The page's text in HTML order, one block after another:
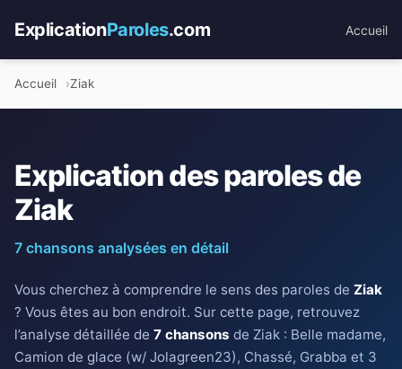
ExplicationParoles.com Accueil
Accueil Ziak
Explication des paroles de
Ziak
7 chansons analysées en détail
Vous cherchez à comprendre le sens des paroles de Ziak
? Vous êtes au bon endroit. Sur cette page, retrouvez
l’analyse détaillée de 7 chansons de Ziak : Belle madame,
Camion de glace (w/ Jolagreen23), Chassé, Grabba et 3